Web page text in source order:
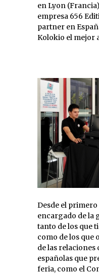
en Lyon
empresa 656
partner en
Kolokio el mejor
Desde el
encargado de la
tanto de los que
como de los que
de las relaciones
españolas que
feria, como el